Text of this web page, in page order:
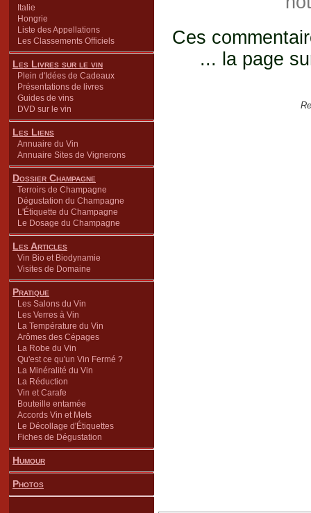
Italie
Hongrie
Liste des Appellations
Les Classements Officiels
Les Livres sur le vin
Plein d'Idées de Cadeaux
Présentations de livres
Guides de vins
DVD sur le vin
Les Liens
Annuaire du Vin
Annuaire Sites de Vignerons
Dossier Champagne
Terroirs de Champagne
Dégustation du Champagne
L'Étiquette du Champagne
Le Dosage du Champagne
Les Articles
Vin Bio et Biodynamie
Visites de Domaine
Pratique
Les Salons du Vin
Les Verres à Vin
La Température du Vin
Arômes des Cépages
La Robe du Vin
Qu'est ce qu'un Vin Fermé ?
La Minéralité du Vin
La Réduction
Vin et Carafe
Bouteille entamée
Accords Vin et Mets
Le Décollage d'Étiquettes
Fiches de Dégustation
Humour
Photos
Ces
... la page